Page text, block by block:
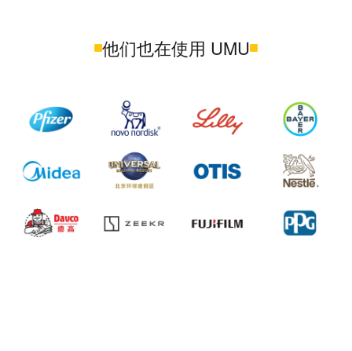
他们也在使用 UMU